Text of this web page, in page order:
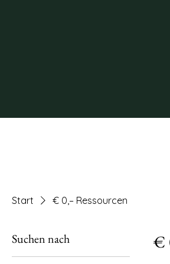
Start € 0,– Ressourcen
Suchen nach €